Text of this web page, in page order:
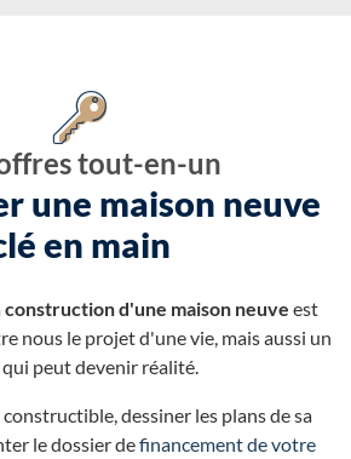
tout-en-un
une maison neuve
en main
construction d'une maison neuve est
nous le projet d'une vie, mais aussi un
qui peut devenir réalité.
dessiner les plans de sa
le dossier definancement de votre